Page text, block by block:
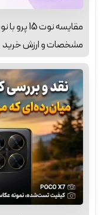
مشخصات و ارزش خرید